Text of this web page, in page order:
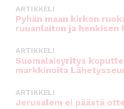
k
ARTIKKELI
Pyhän maan kirkon
ruuanlaiton ja henkisen
ARTIKKELI
Suomalaisyritys
markkinoita
ARTIKKELI
Jerusalem ei päästä